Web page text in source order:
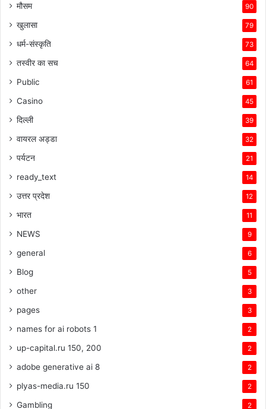
मौसम 90
खुलासा 79
धर्म-संस्कृति 73
तस्वीर का सच 64
Public 61
Casino 45
दिल्ली 39
वायरल अड्डा 32
पर्यटन 21
ready_text 14
उत्तर प्रदेश 12
भारत 11
NEWS 9
general 6
Blog 5
other 3
pages 3
names for ai robots 1 2
up-capital.ru 150, 200 2
adobe generative ai 8 2
plyas-media.ru 150 2
Gambling 2